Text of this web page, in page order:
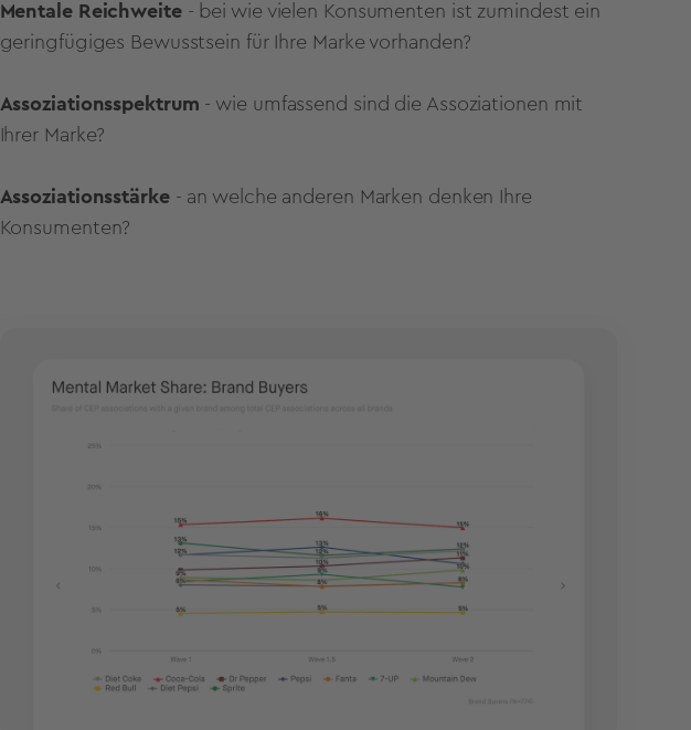
Mentale Reichweite - bei wie vielen Konsumenten ist zumindest ein
geringfügiges Bewusstsein für Ihre Marke vorhanden?
Assoziationsspektrum - wie umfassend sind die Assoziationen mit
Ihrer Marke?
Assoziationsstärke - an welche anderen Marken denken Ihre
Konsumenten?